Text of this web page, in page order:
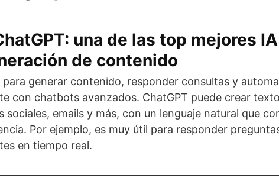
una de las top mejores
de contenido
para generar contenido, responder consultas y
con chatbots avanzados. ChatGPT puede crear
sociales, emails y más, con un lenguaje natural que
Por ejemplo, es muy útil para responder
en tiempo real.